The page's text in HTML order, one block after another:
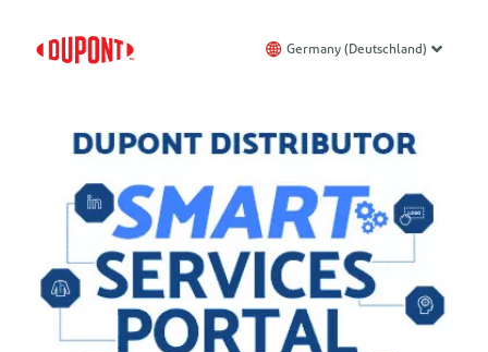
Germany (Deutschland)